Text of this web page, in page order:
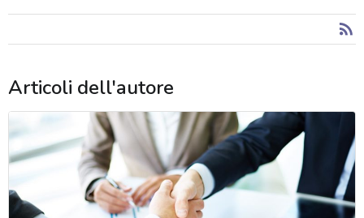
Articoli dell'autore